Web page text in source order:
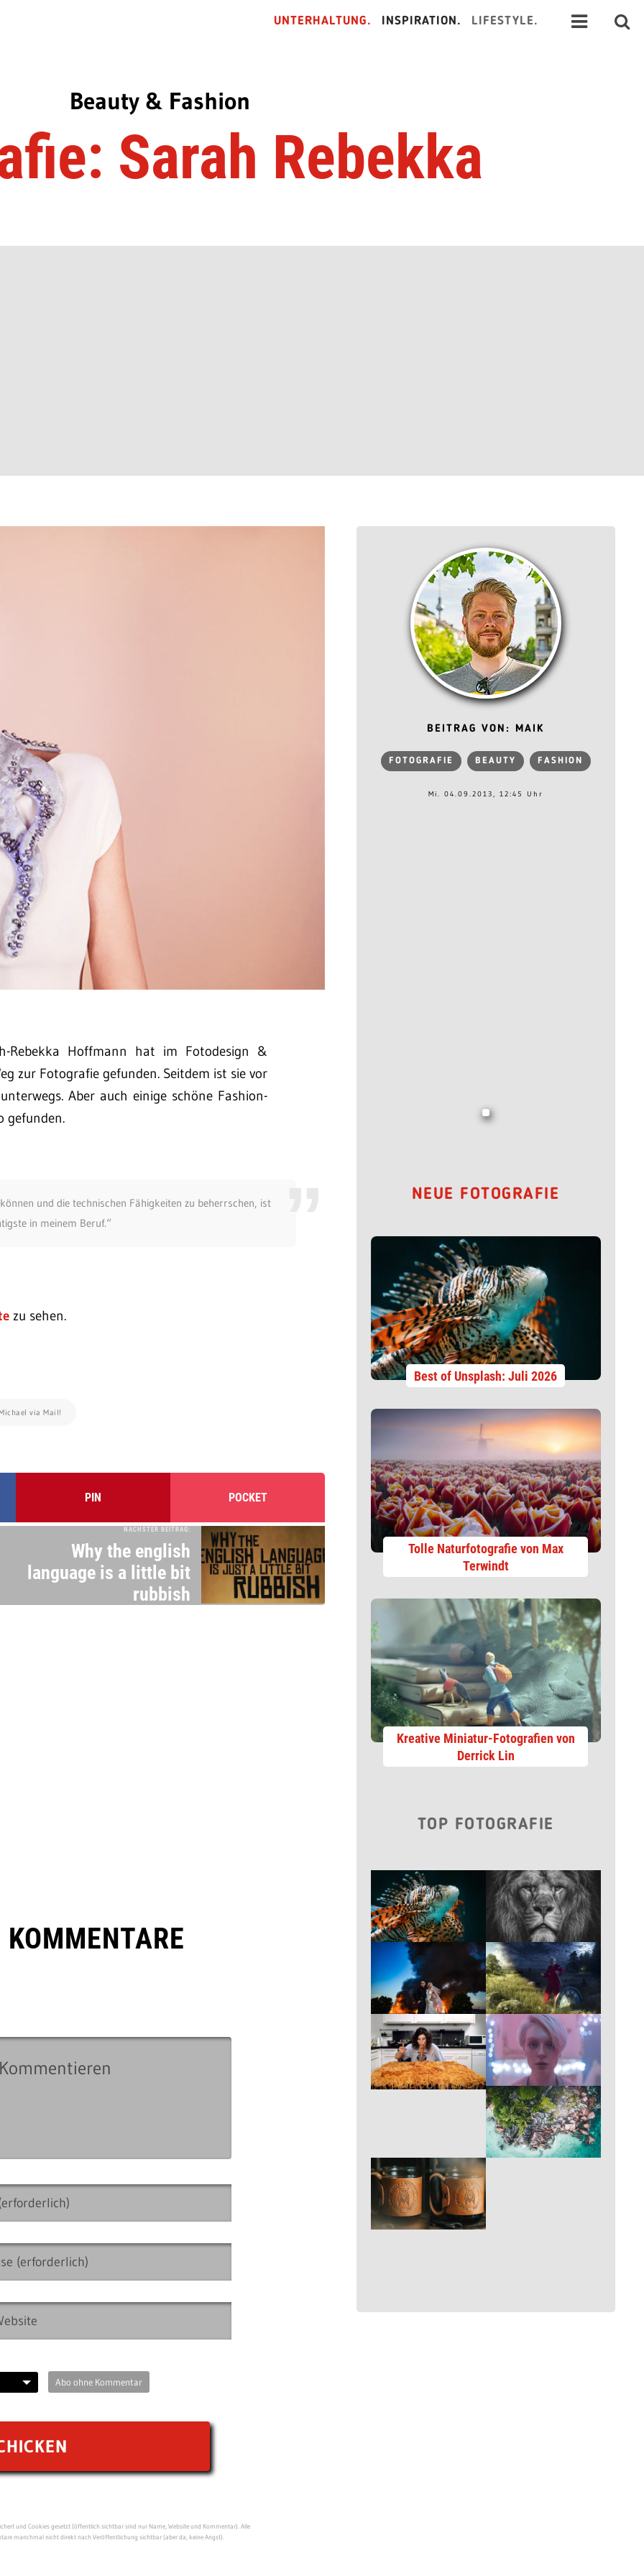
UNTERHALTUNG. INSPIRATION. LIFESTYLE.
Beauty & Fashion
Sarah Rebekka
Rebekka Hoffmann hat im Fotodesign &
zur Fotografie gefunden. Seitdem ist sie vor
Aber auch einige schöne Fashion-
gefunden.
und die technischen Fähigkeiten zu beherrschen, ist
in meinem Beruf.“
zu sehen.
via Mail!
PIN POCKET
NÄCHSTER BEITRAG:
Why the english
language is a little bit
rubbish
Abo ohne Kommentar
und Cookies gesetzt (öffentlich sichtbar sind nur Name, Website und Kommentar). Alle
manchmal nicht direkt nach Veröffentlichung sichtbar (aber da, keine Angst).
BEITRAG VON: MAIK
FOTOGRAFIE BEAUTY FASHION
Mi. 04.09.2013, 12:45 Uhr
NEUE FOTOGRAFIE
Best of Unsplash: Juli 2026
Tolle Naturfotografie von Max
Terwindt
Kreative Miniatur-Fotografien von
Derrick Lin
TOP FOTOGRAFIE